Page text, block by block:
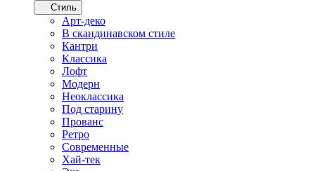
Стиль
Арт-деко
В скандинавском стиле
Кантри
Классика
Лофт
Модерн
Неоклассика
Под старину
Прованс
Ретро
Современные
Хай-тек